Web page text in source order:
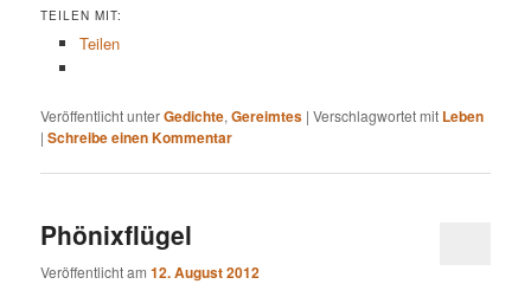
TEILEN MIT:
Teilen
Veröffentlicht unterGedichte,Gereimtes |Verschlagwortet mit Leben
|Schreibe einen Kommentar
Phönixflügel
Veröffentlicht am12. August 2012